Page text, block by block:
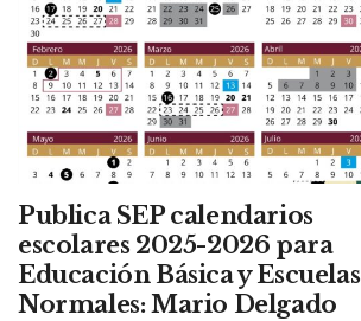
Publica SEP calendarios
escolares 2025-2026 para
Educación Básica y Escuelas
Normales: Mario Delgado